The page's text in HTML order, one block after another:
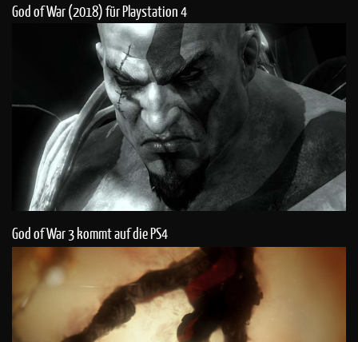
God of War (2018) für Playstation 4
God of War 3 kommt auf die PS4